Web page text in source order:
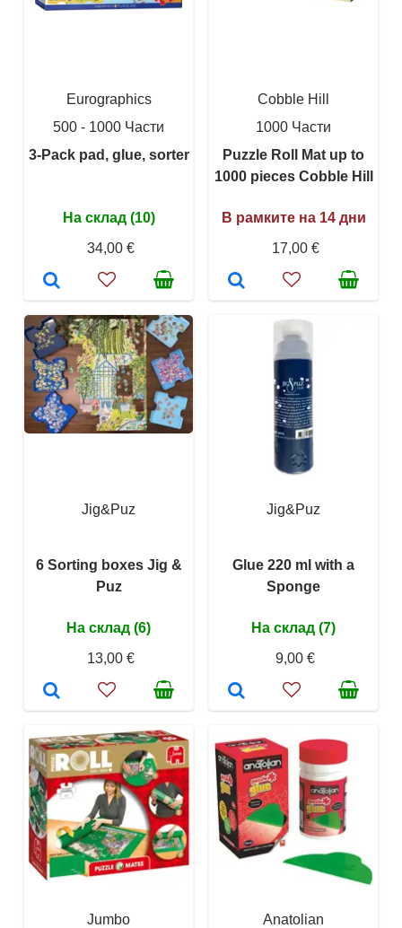
Eurographics
500 - 1000 Части
3-Pack pad, glue, sorter
На склад (10)
34,00 €
Cobble Hill
1000 Части
Puzzle Roll Mat up to
1000 pieces Cobble Hill
В рамките на 14 дни
17,00 €
Jig&Puz
6 Sorting boxes Jig &
Puz
На склад (6)
13,00 €
Jig&Puz
Glue 220 ml with a
Sponge
На склад (7)
9,00 €
Jumbo Anatolian